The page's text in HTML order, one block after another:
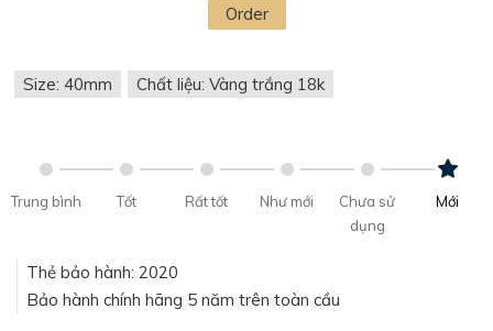
Order
Size: 40mm Chất liệu: Vàng trắng 18k
Trung bình Tốt Rất tốt Như mới
Chưa sử
dụng
Mới
Thẻ bảo hành: 2020
Bảo hành chính hãng 5 năm trên toàn cầu